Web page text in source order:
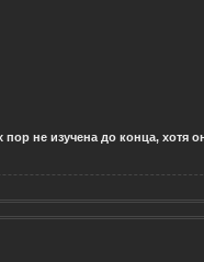
не изучена до конца, хотя